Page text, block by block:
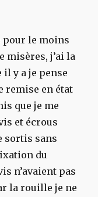
pour le moins
misères, j’ai la
il y a je pense
remise en état
que je me
et écrous
sortis sans
du
n’avaient pas
la rouille je ne